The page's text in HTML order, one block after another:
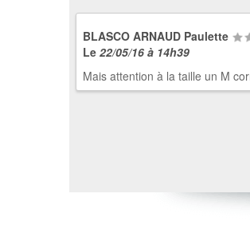
BLASCO ARNAUD Paulette
Le 22/05/16 à 14h39
Mais attention à la taille un M